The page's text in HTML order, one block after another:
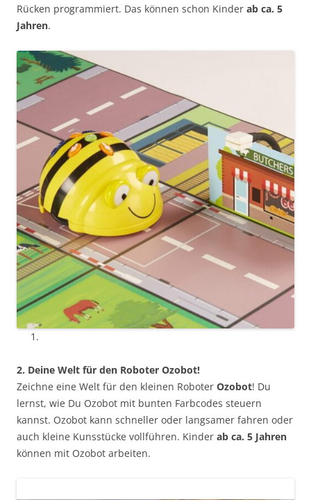
Rücken programmiert. Das können schon Kinder ab ca. 5
Jahren.
2. Deine Welt für den Roboter Ozobot!
Zeichne eine Welt für den kleinen Roboter Ozobot! Du
lernst, wie Du Ozobot mit bunten Farbcodes steuern
kannst. Ozobot kann schneller oder langsamer fahren oder
auch kleine Kunsstücke vollführen. Kinder ab ca. 5 Jahren
können mit Ozobot arbeiten.